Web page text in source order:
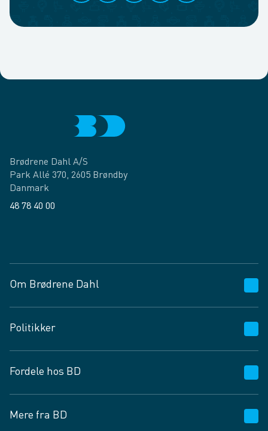
Brødrene Dahl A/S
Park Allé 370, 2605 Brøndby
Danmark
48 78 40 00
Om Brødrene Dahl
Vagttelefon 30 10 89 89
Spørgsmål og svar
Job og karriere
Fødevarekontrolrapport
Politikker
Privatlivspolitik
Cookies
Vilkår og betingelser
Fordele hos BD
BD app
Mere fra BD